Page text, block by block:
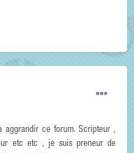
aggrandir ce forum. Scripteur ,
etc etc , je suis preneur de